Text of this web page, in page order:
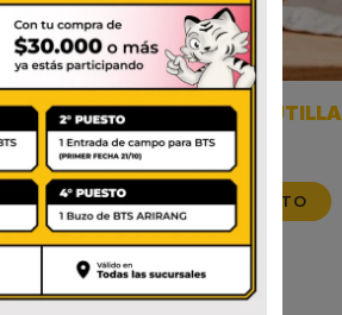
WELCH’S SODA FRUTILLA
$1.800
AÑADIR AL CARRITO